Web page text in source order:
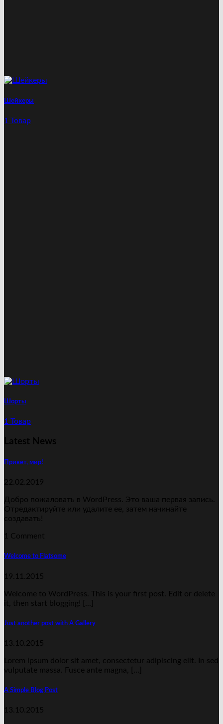
Шейкеры
1 Товар
Шорты
1 Товар
Latest News
Привет, мир!
22.02.2019
Добро пожаловать в WordPress. Это ваша первая запись.
Отредактируйте или удалите ее, затем начинайте
создавать!
1 Comment
Welcome to Flatsome
19.11.2015
Welcome to WordPress. This is your first post. Edit or delete
it, then start blogging! [...]
Just another post with A Gallery
13.10.2015
Lorem ipsum dolor sit amet, consectetur adipiscing elit. In sed
vulputate massa. Fusce ante magna, [...]
A Simple Blog Post
13.10.2015